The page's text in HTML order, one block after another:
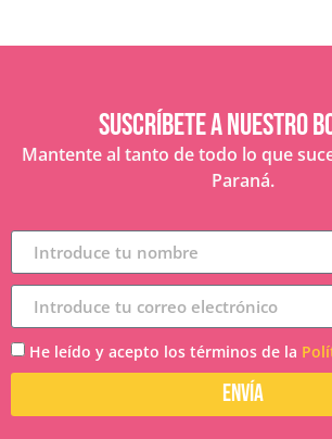
Suscríbete a nuestro
Mantente al tanto de todo lo que
Paraná.
He leído y acepto los términos de la
envía